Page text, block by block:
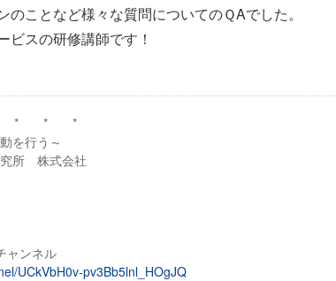
のことなど様々な質問についてのＱAでした。
ビスの研修講師です！
* *
を行う～
究所 株式会社
ャンネル
UCkVbH0v-pv3Bb5lnl_HOgJQ